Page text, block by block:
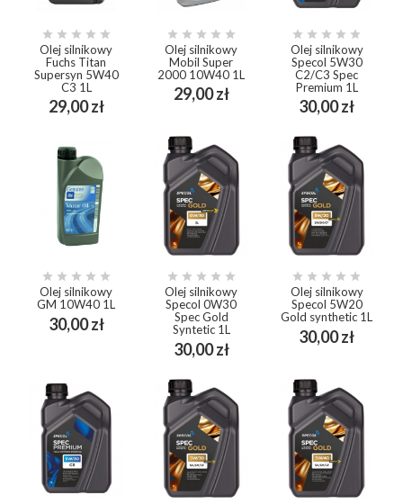
    
Olej silnikowy
Fuchs Titan
Supersyn 5W40
C3 1L
29,00 złCena
    
Olej silnikowy
Mobil Super
2000 10W40 1L
29,00 złCena
    
Olej silnikowy
Specol 5W30
C2/C3 Spec
Premium 1L
30,00 złCena
    
Olej silnikowy
GM 10W40 1L
30,00 złCena
    
Olej silnikowy
Specol 0W30
Spec Gold
Syntetic 1L
30,00 złCena
    
Olej silnikowy
Specol 5W20
Gold synthetic 1L
30,00 złCena